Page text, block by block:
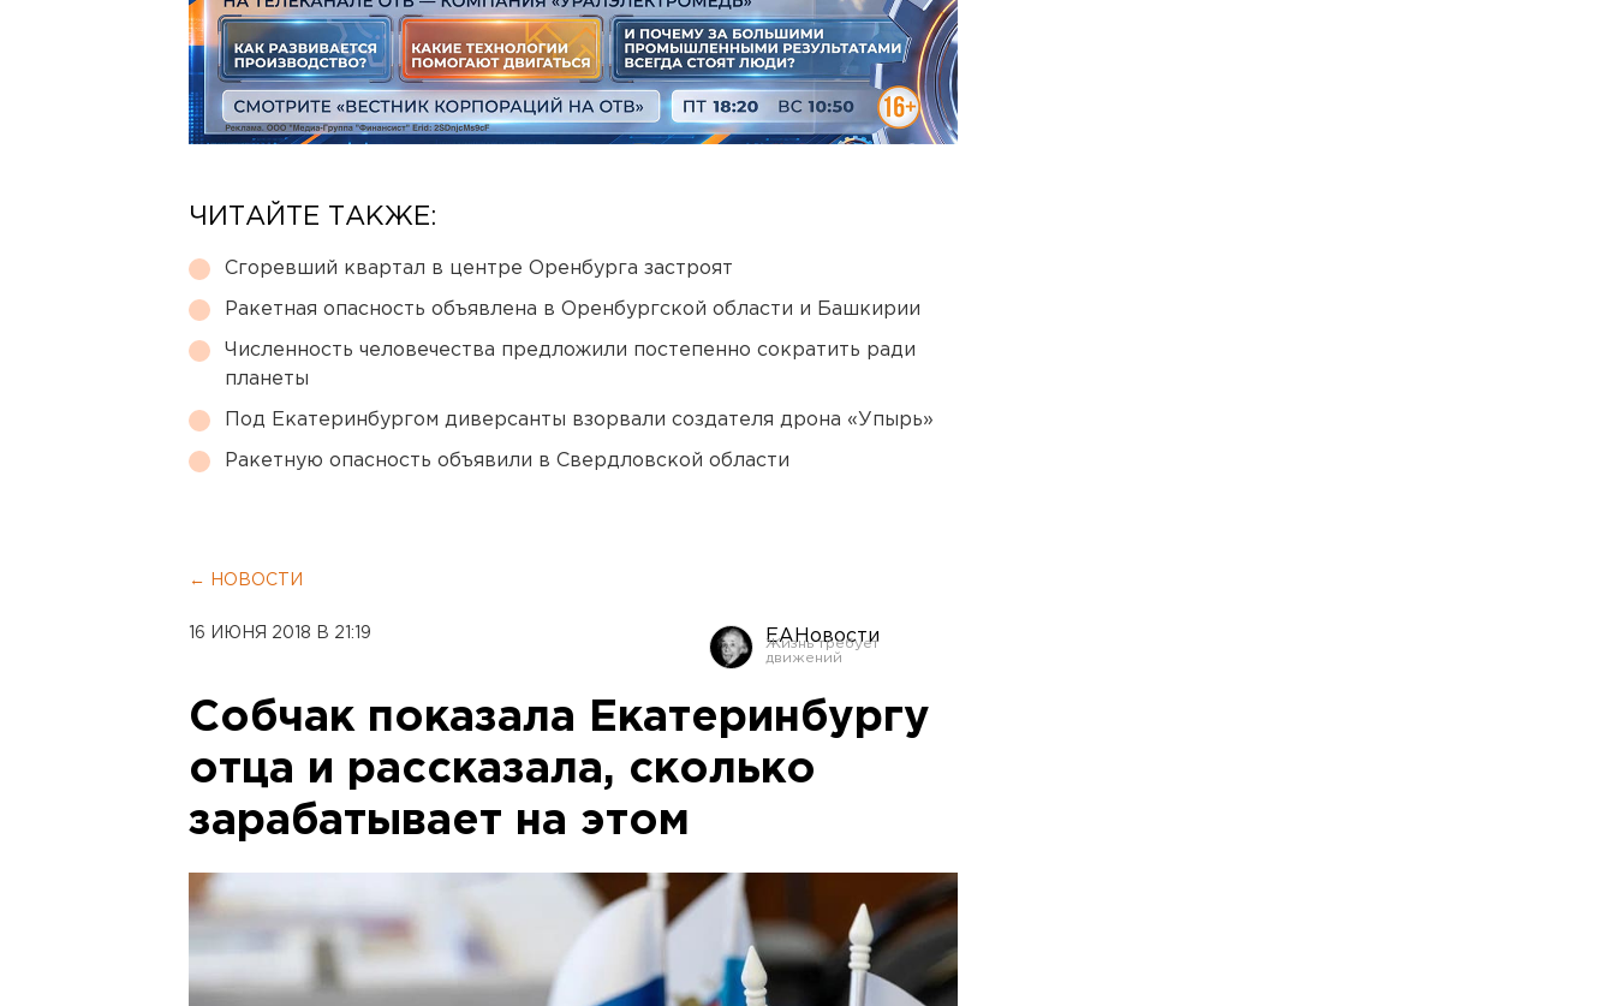
ЧИТАЙТЕ ТАКЖЕ:
Сгоревший квартал в центре Оренбурга застроят
Ракетная опасность объявлена в Оренбургской области и Башкирии
Численность человечества предложили постепенно сократить ради
планеты
Под Екатеринбургом диверсанты взорвали создателя дрона «Упырь»
Ракетную опасность объявили в Свердловской области
← НОВОСТИ
16 ИЮНЯ 2018 В 21:19 ЕАНовости
Собчак показала Екатеринбургу
отца и рассказала, сколько
зарабатывает на этом